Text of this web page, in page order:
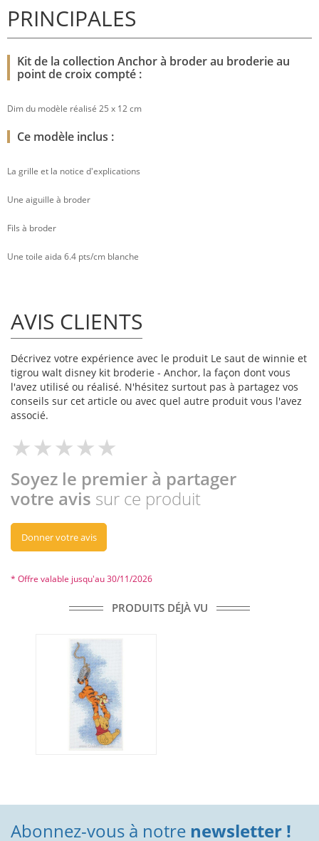
PRINCIPALES
Kit de la collection Anchor à broder au broderie au
point de croix compté :
Dim du modèle réalisé 25 x 12 cm
Ce modèle inclus :
La grille et la notice d'explications
Une aiguille à broder
Fils à broder
Une toile aida 6.4 pts/cm blanche
AVIS CLIENTS
Décrivez votre expérience avec le produit Le saut de winnie et
tigrou walt disney kit broderie - Anchor, la façon dont vous
l'avez utilisé ou réalisé. N'hésitez surtout pas à partagez vos
conseils sur cet article ou avec quel autre produit vous l'avez
associé.
Soyez le premier à partager
votre avis sur ce produit
Donner votre avis
* Offre valable jusqu'au 30/11/2026
PRODUITS DÉJÀ VU
Abonnez-vous à notre newsletter !